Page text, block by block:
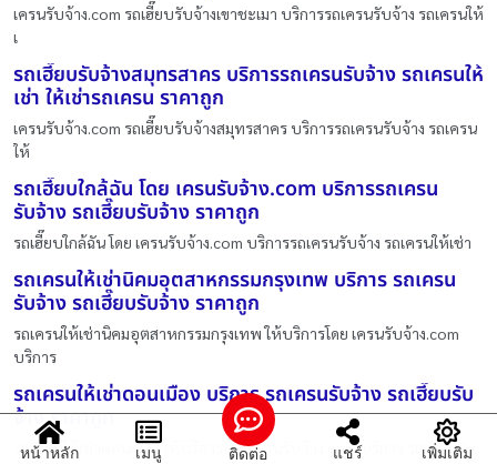
เครนรับจ้าง.com รถเฮี๊ยบรับจ้างเขาชะเมา บริการรถเครนรับจ้าง รถเครนให้
เ
รถเฮี๊ยบรับจ้างสมุทรสาคร บริการรถเครนรับจ้าง รถเครนให้
เช่า ให้เช่ารถเครน ราคาถูก
เครนรับจ้าง.com รถเฮี๊ยบรับจ้างสมุทรสาคร บริการรถเครนรับจ้าง รถเครน
ให้
รถเฮี๊ยบใกล้ฉัน โดย เครนรับจ้าง.com บริการรถเครน
รับจ้าง รถเฮี๊ยบรับจ้าง ราคาถูก
รถเฮี๊ยบใกล้ฉัน โดย เครนรับจ้าง.com บริการรถเครนรับจ้าง รถเครนให้เช่า
รถเครนให้เช่านิคมอุตสาหกรรมกรุงเทพ บริการ รถเครน
รับจ้าง รถเฮี๊ยบรับจ้าง ราคาถูก
รถเครนให้เช่านิคมอุตสาหกรรมกรุงเทพ ให้บริการโดย เครนรับจ้าง.com
บริการ
รถเครนให้เช่าดอนเมือง บริการ รถเครนรับจ้าง รถเฮี๊ยบรับ
จ้าง ราคาถูก
รถเครนให้เช่าดอนเมือง ให้บริการโดย เครนรับจ้าง.com บริการ รถเครนรับ
หน้าหลัก เมนู ติดต่อ แชร์ เพิ่มเติม